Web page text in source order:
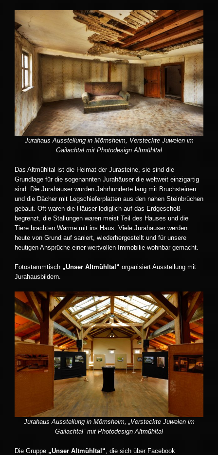
Jurahaus Ausstellung in Mörnsheim, Versteckte Juwelen im
Gailachtal mit Photodesign Altmühltal
Das Altmühltal ist die Heimat der Jurasteine, sie sind die
Grundlage für die sogenannten Jurahäuser die weltweit einzigartig
sind. Die Jurahäuser wurden Jahrhunderte lang mit Bruchsteinen
und die Dächer mit Legschieferplatten aus den nahen Steinbrüchen
gebaut. Oft waren die Häuser lediglich auf das Erdgeschoß
begrenzt, die Stallungen waren meist Teil des Hauses und die
Tiere brachten Wärme mit ins Haus. Viele Jurahäuser werden
heute von Grund auf saniert, wiederhergestellt und für unsere
heutigen Ansprüche einer wertvollen Immobilie wohnbar gemacht.
Fotostammtisch „Unser Altmühltal“ organisiert Ausstellung mit
Jurahausbildern.
Jurahaus Ausstellung in Mörnsheim, „Versteckte Juwelen im
Gailachtal“ mit Photodesign Altmühltal
Die Gruppe „Unser Altmühltal“ , die sich über Facebook